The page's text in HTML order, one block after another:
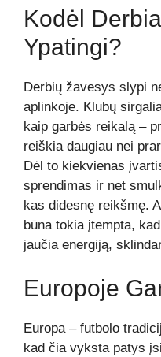
Kodėl
Ypatingi?
Derbių žavesys slypi
aplinkoje. Klubų
kaip garbės reikalą –
reiškia daugiau nei
Dėl to kiekvienas
sprendimas ir net
kas didesnę reikšmę.
būna tokia įtempta,
jaučia energiją,
Europoje
Europa – futbolo
kad čia vyksta patys